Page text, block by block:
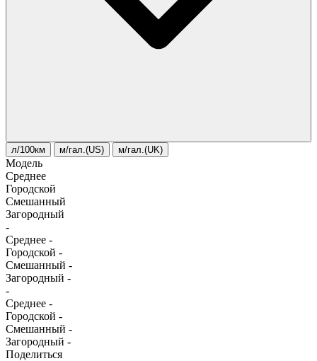
л/100км м/гал.(US) м/гал.(UK)
Модель
Среднее
Городской
Смешанный
Загородный
-
Среднее -
Городской -
Смешанный -
Загородный -
-
Среднее -
Городской -
Смешанный -
Загородный -
Поделиться